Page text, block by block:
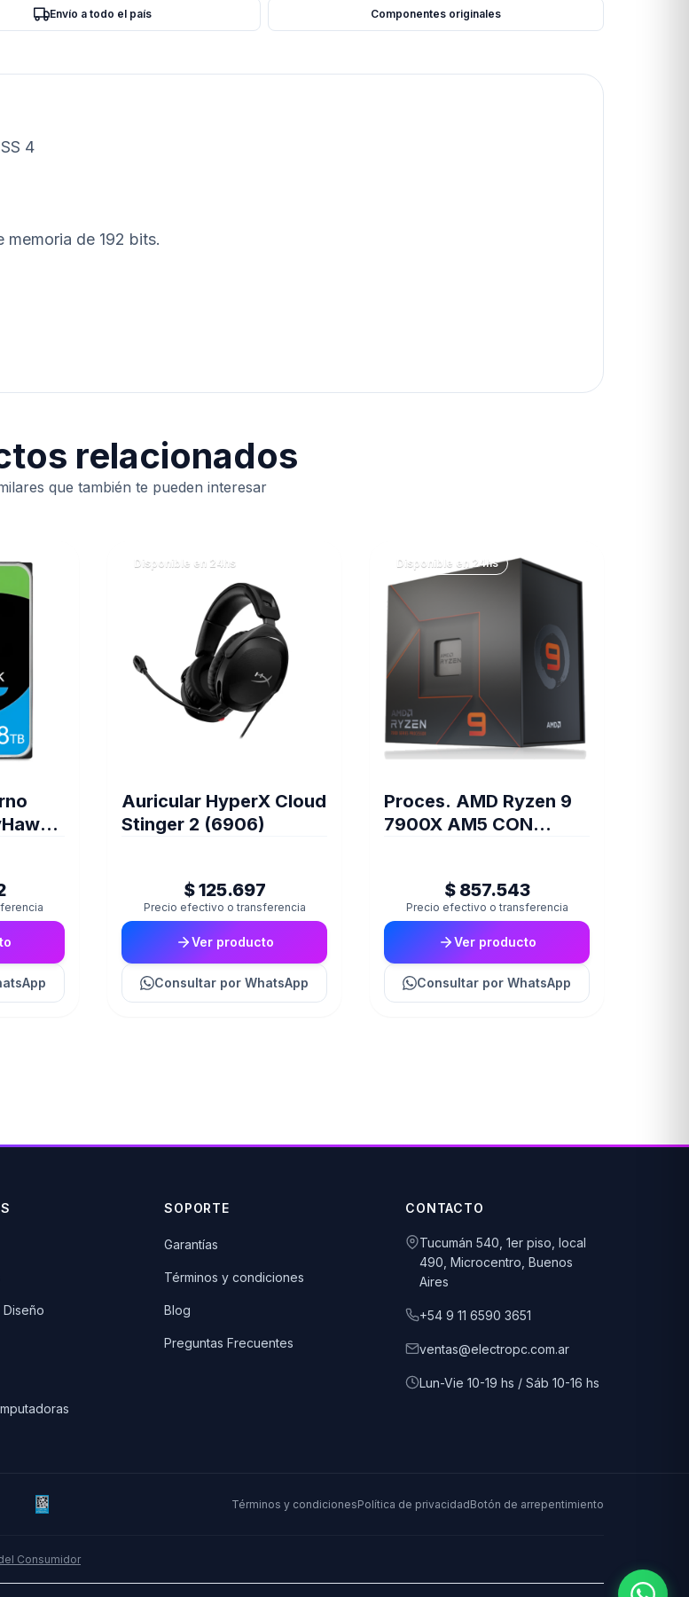
Envío a todo el país Componentes originales
4
memoria de 192 bits.
relacionados
que también te pueden interesar
Disponible en 24hs
Auricular HyperX Cloud
Stinger 2 (6906)
$ 125.697
Precio efectivo o transferencia
Ver producto
Consultar por WhatsApp
Disponible en 24hs
Proces. AMD Ryzen 9
7900X AM5 CON
$ 857.543
Precio efectivo o transferencia
Ver producto
Consultar por WhatsApp
SOPORTE
Garantías
Términos y condiciones
Blog
Preguntas Frecuentes
CONTACTO
Tucumán 540, 1er piso, local
490, Microcentro, Buenos
Aires
+54 9 11 6590 3651
ventas@electropc.com.ar
Lun-Vie 10-19 hs / Sáb 10-16 hs
Términos y condicionesPolítica de privacidadBotón de arrepentimiento
Consumidor